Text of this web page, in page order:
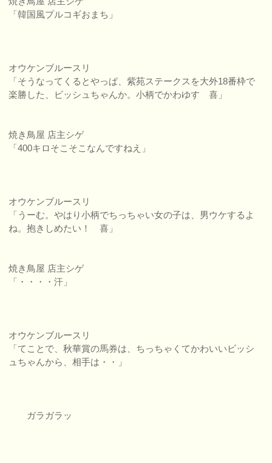
「韓国風プルコギおまち」
オウケンブルースリ
「そうなってくるとやっぱ、紫苑ステークスを大外18番枠で
楽勝した、ビッシュちゃんか。小柄でかわゆす 喜」
焼き鳥屋 店主シゲ
「400キロそこそこなんですねえ」
オウケンブルースリ
「うーむ。やはり小柄でちっちゃい女の子は、男ウケするよ
ね。抱きしめたい！ 喜」
焼き鳥屋 店主シゲ
「・・・・汗」
オウケンブルースリ
「てことで、秋華賞の馬券は、ちっちゃくてかわいいビッシ
ュちゃんから、相手は・・」
ガラガラッ